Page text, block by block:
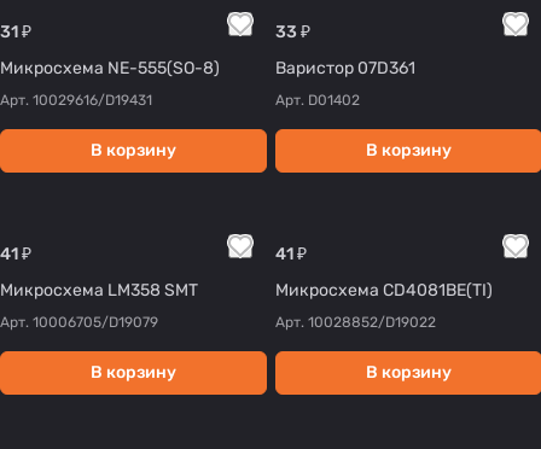
31 ₽
Микросхема NE-555(SO-8)
Арт. 10029616/D19431
В корзину
33 ₽
Варистор 07D361
Арт. D01402
В корзину
41 ₽
Микросхема LM358 SMT
Арт. 10006705/D19079
В корзину
41 ₽
Микросхема CD4081BE(TI)
Арт. 10028852/D19022
В корзину